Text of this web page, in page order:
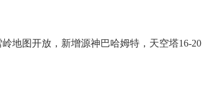
地图开放，新增源神巴哈姆特，天空塔16-20